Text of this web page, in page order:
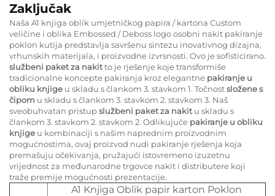
Zaključak
Naša A1 knjiga oblik umjetničkog papira / kartona Custom
veličine i oblika Embossed / Deboss logo osobni nakit pakiranje
poklon kutija predstavlja savršenu sintezu inovativnog dizajna,
vrhunskih materijala, i proizvodne izvrsnosti. Ovo je sofisticirano.
službeni paket za nakitto je rješenje koje transformiše
tradicionalne koncepte pakiranja kroz elegantne pakiranje u
obliku knjige u skladu s člankom 3. stavkom 1. Točnostsložene s
čipom u skladu s člankom 3. stavkom 2. stavkom 3. Naš
sveobuhvatan pristupslužbeni paket za nakit u skladu s
člankom 3. stavkom 2. stavkom 2. Odlikujuće pakiranje u obliku
knjige u kombinaciji s našim naprednim proizvodnim
mogućnostima, ovaj proizvod nudi pakiranje rješenja koja
premašuju očekivanja, pružajući istovremeno izuzetnu
vrijednost za međunarodne trgovce nakit i distributere koji
traže premije mogućnosti prezentacije.
A1 Knjiga Oblik papir karton Poklon